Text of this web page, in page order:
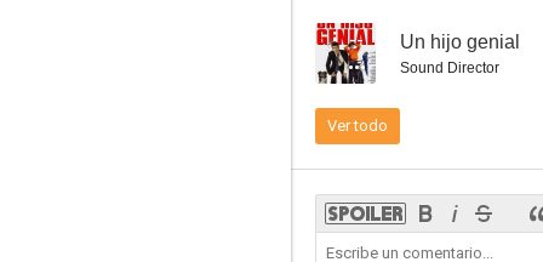
-- Un hijo genial
Sound Director
Ver todo